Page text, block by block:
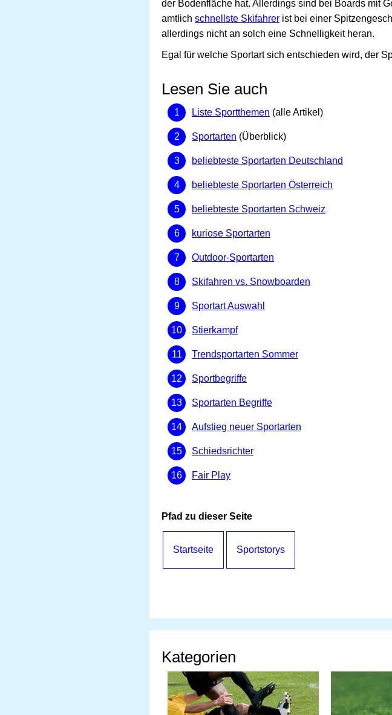
der Bodenfläche hat. Allerdings sind bei Boards mit
amtlich schnellste Skifahrer ist bei einer
allerdings nicht an solch eine Schnelligkeit heran.
Egal für welche Sportart sich entschieden wird, der
Lesen Sie auch
Liste Sportthemen (alle Artikel)
Sportarten (Überblick)
beliebteste Sportarten Deutschland
beliebteste Sportarten Österreich
beliebteste Sportarten Schweiz
kuriose Sportarten
Outdoor-Sportarten
Skifahren vs. Snowboarden
Sportart Auswahl
Stierkampf
Trendsportarten Sommer
Sportbegriffe
Sportarten Begriffe
Aufstieg neuer Sportarten
Schiedsrichter
Fair Play
Pfad zu dieser Seite
Startseite Sportstorys
Kategorien